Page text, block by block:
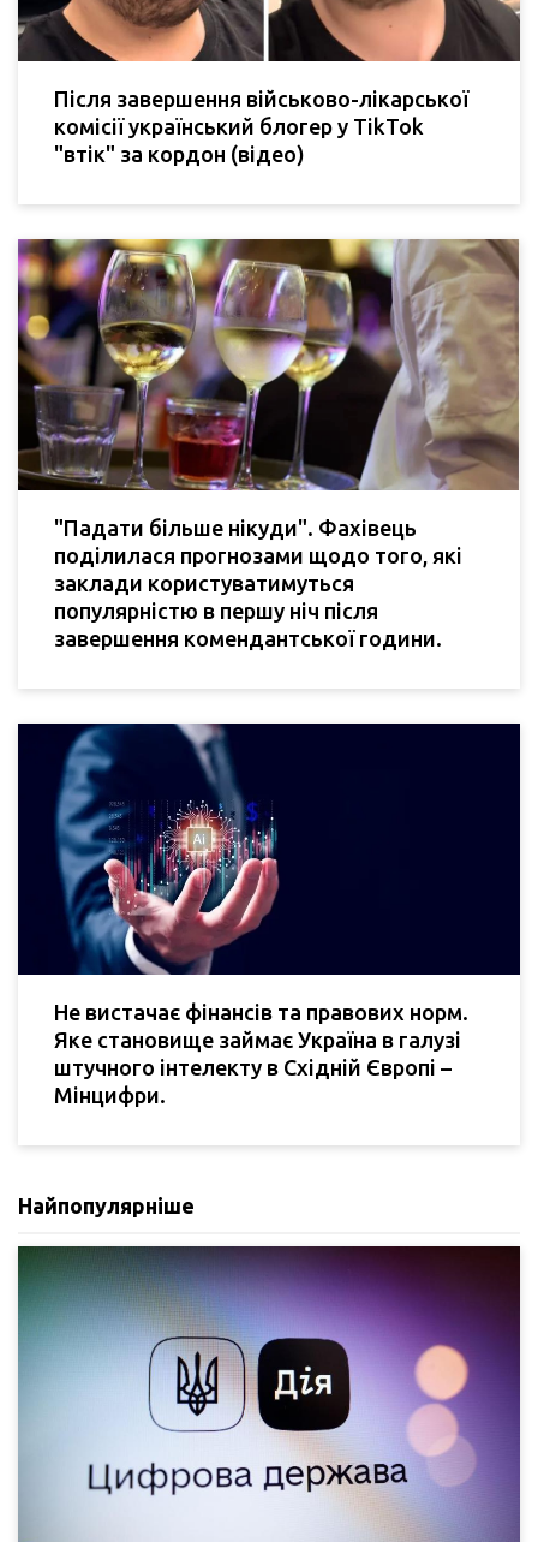
Після завершення військово-лікарської
комісії український блогер у TikTok
"втік" за кордон (відео)
"Падати більше нікуди". Фахівець
поділилася прогнозами щодо того, які
заклади користуватимуться
популярністю в першу ніч після
завершення комендантської години.
Не вистачає фінансів та правових норм.
Яке становище займає Україна в галузі
штучного інтелекту в Східній Європі –
Мінцифри.
Найпопулярніше